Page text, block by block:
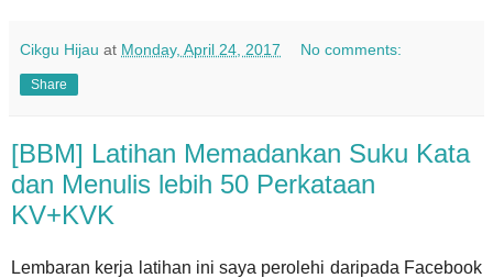
Cikgu Hijau at Monday, April 24, 2017 No comments:
Share
[BBM] Latihan Memadankan Suku Kata
dan Menulis lebih 50 Perkataan
KV+KVK
Lembaran kerja latihan ini saya perolehi daripada Facebook